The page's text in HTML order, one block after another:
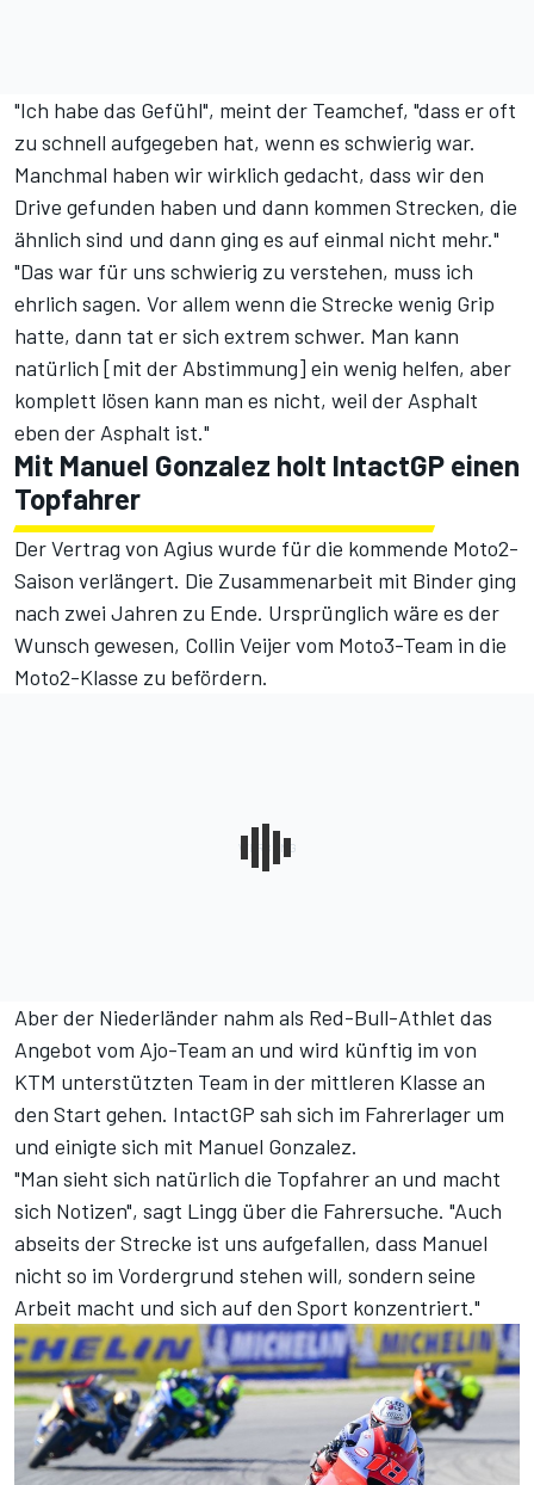
"Ich habe das Gefühl", meint der Teamchef, "dass er oft
zu schnell aufgegeben hat, wenn es schwierig war.
Manchmal haben wir wirklich gedacht, dass wir den
Drive gefunden haben und dann kommen Strecken, die
ähnlich sind und dann ging es auf einmal nicht mehr."
"Das war für uns schwierig zu verstehen, muss ich
ehrlich sagen. Vor allem wenn die Strecke wenig Grip
hatte, dann tat er sich extrem schwer. Man kann
natürlich [mit der Abstimmung] ein wenig helfen, aber
komplett lösen kann man es nicht, weil der Asphalt
eben der Asphalt ist."
Mit Manuel Gonzalez holt IntactGP einen
Topfahrer
Der Vertrag von Agius wurde für die kommende Moto2-
Saison verlängert. Die Zusammenarbeit mit Binder ging
nach zwei Jahren zu Ende. Ursprünglich wäre es der
Wunsch gewesen, Collin Veijer vom Moto3-Team in die
Moto2-Klasse zu befördern.
Aber der Niederländer nahm als Red-Bull-Athlet das
Angebot vom Ajo-Team an und wird künftig im von
KTM unterstützten Team in der mittleren Klasse an
den Start gehen. IntactGP sah sich im Fahrerlager um
und einigte sich mit Manuel Gonzalez.
"Man sieht sich natürlich die Topfahrer an und macht
sich Notizen", sagt Lingg über die Fahrersuche. "Auch
abseits der Strecke ist uns aufgefallen, dass Manuel
nicht so im Vordergrund stehen will, sondern seine
Arbeit macht und sich auf den Sport konzentriert."